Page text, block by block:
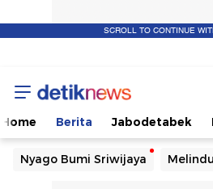
SCROLL TO CONTINUE
Home Berita Jabodetabek
Nyago Bumi Sriwijaya